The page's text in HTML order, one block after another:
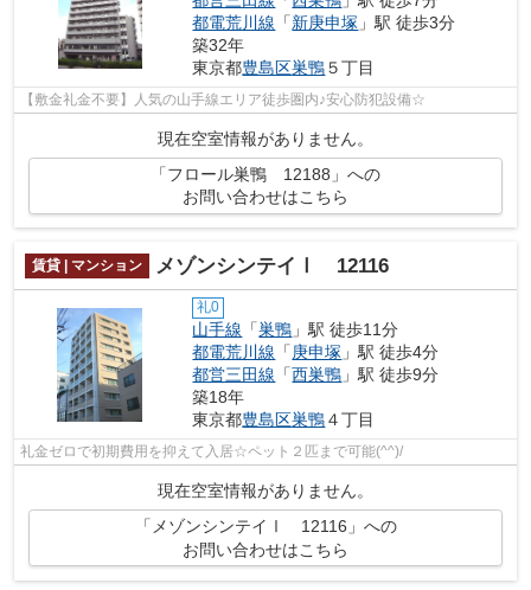
都電荒川線 「新庚申塚 」駅 徒歩3分
築32年
東京都豊島区巣鴨５丁目
【敷金礼金不要】人気の山手線エリア徒歩圏内♪安心防犯設備☆
現在空室情報がありません。
「フロール巣鴨 12188」への
お問い合わせはこちら
賃貸 | マンション メゾンシンテイⅠ 12116
礼0
山手線 「巣鴨 」駅 徒歩11分
都電荒川線 「庚申塚 」駅 徒歩4分
都営三田線 「西巣鴨 」駅 徒歩9分
築18年
東京都豊島区巣鴨４丁目
礼金ゼロで初期費用を抑えて入居☆ペット２匹まで可能(^^)/
現在空室情報がありません。
「メゾンシンテイⅠ 12116」への
お問い合わせはこちら